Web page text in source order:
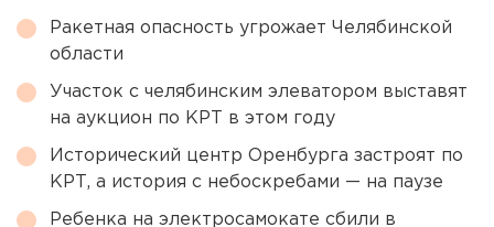
Ракетная опасность угрожает Челябинской
области
Участок с челябинским элеватором выставят
на аукцион по КРТ в этом году
Исторический центр Оренбурга застроят по
КРТ, а история с небоскребами — на паузе
Ребенка на электросамокате сбили в